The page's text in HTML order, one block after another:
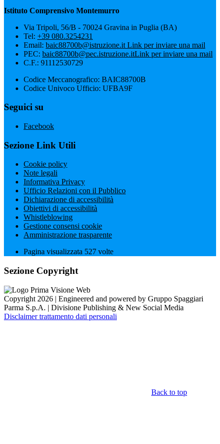
Istituto Comprensivo Montemurro
Via Tripoli, 56/B - 70024 Gravina in Puglia (BA)
Tel: +39 080.3254231
Email: baic88700b@istruzione.it Link per inviare una mail
PEC: baic88700b@pec.istruzione.itLink per inviare una mail
C.F.: 91112530729
Codice Meccanografico: BAIC88700B
Codice Univoco Ufficio: UFBA9F
Seguici su
Facebook
Sezione Link Utili
Cookie policy
Note legali
Informativa Privacy
Ufficio Relazioni con il Pubblico
Dichiarazione di accessibilità
Obiettivi di accessibilità
Whistleblowing
Gestione consensi cookie
Amministrazione trasparente
Pagina visualizzata 527 volte
Sezione Copyright
Copyright 2026 | Engineered and powered by Gruppo Spaggiari
Parma S.p.A. | Divisione Publishing & New Social Media
Disclaimer trattamento dati personali
Back to top